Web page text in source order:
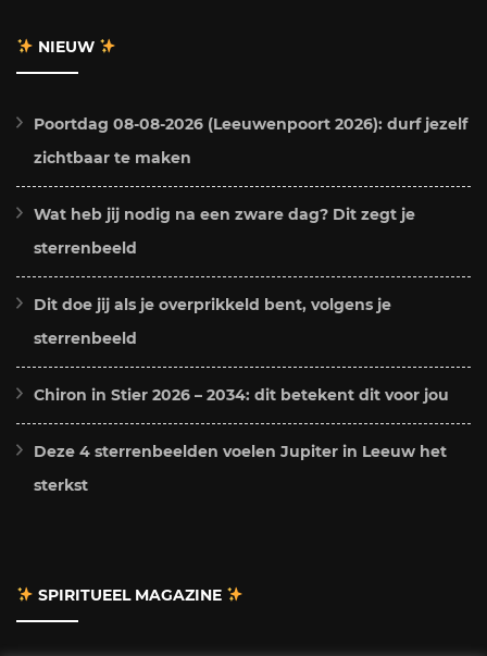
NIEUW
Poortdag 08-08-2026 (Leeuwenpoort 2026): durf jezelf
zichtbaar te maken
Wat heb jij nodig na een zware dag? Dit zegt je
sterrenbeeld
Dit doe jij als je overprikkeld bent, volgens je
sterrenbeeld
Chiron in Stier 2026 – 2034: dit betekent dit voor jou
Deze 4 sterrenbeelden voelen Jupiter in Leeuw het
sterkst
SPIRITUEEL MAGAZINE